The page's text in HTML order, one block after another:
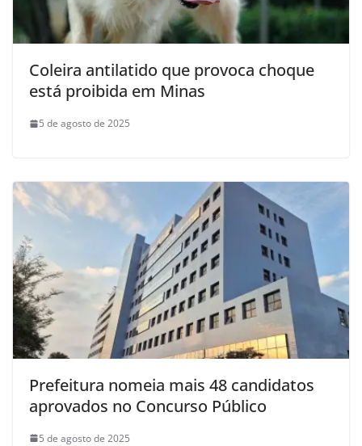
Coleira antilatido que provoca choque
está proibida em Minas
5 de agosto de 2025
Prefeitura nomeia mais 48 candidatos
aprovados no Concurso Público
5 de agosto de 2025